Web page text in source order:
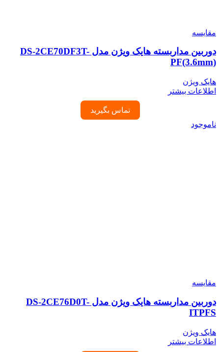
مقایسه
دوربین مداربسته هایک ویژن مدل DS-2CE70DF3T-
PF(3.6mm)
هایک ویژن
اطلاعات بیشتر
تماس بگیرید
ناموجود
مقایسه
دوربین مداربسته هایک ویژن مدل DS-2CE76D0T-
ITPFS
هایک ویژن
اطلاعات بیشتر